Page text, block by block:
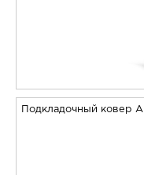
Подкладочный ковер